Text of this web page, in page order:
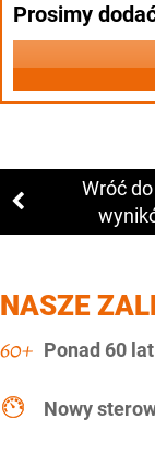
Prosimy
Wróć
NASZE
Ponad 60
Nowy